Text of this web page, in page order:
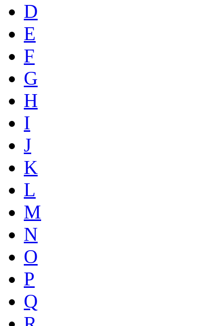
D
E
F
G
H
I
J
K
L
M
N
O
P
Q